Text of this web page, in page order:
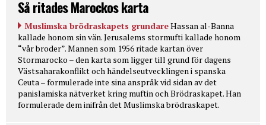
Så ritades Marockos karta
Muslimska brödraskapets grundareHassan al-Banna
kallade honom sin vän. Jerusalems stormufti kallade honom
“vår broder”. Mannen som 1956 ritade kartan över
Stormarocko – den karta som ligger till grund för dagens
Västsaharakonflikt och händelseutvecklingen i spanska
Ceuta – formulerade inte sina anspråk vid sidan av det
panislamiska nätverket kring muftin och Brödraskapet. Han
formulerade dem inifrån det Muslimska brödraskapet.